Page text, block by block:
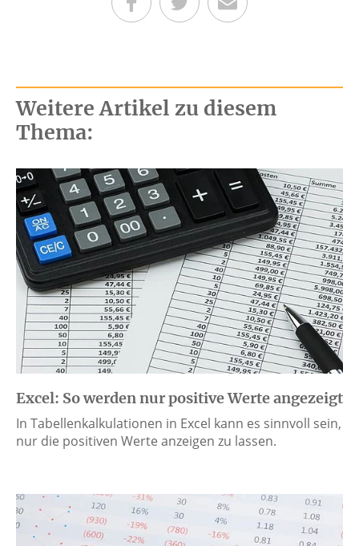
Teilen auf Facebook
Teilen auf Twitter
Per E-Mail senden
Weitere Artikel zu diesem
Thema:
Excel: So werden nur positive Werte angezeigt
In Tabellenkalkulationen in Excel kann es sinnvoll sein,
nur die positiven Werte anzeigen zu lassen.